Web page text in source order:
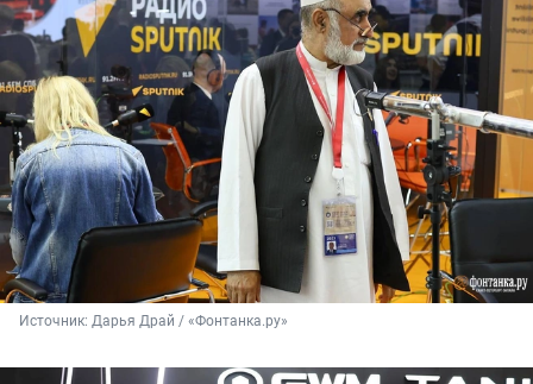
Источник: Дарья Драй / «Фонтанка.ру»